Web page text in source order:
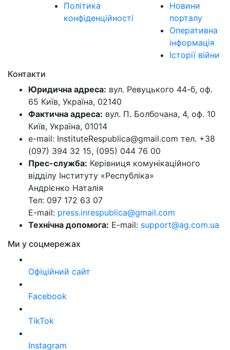
Політика
конфіденційності
Новини
порталу
Оперативна
інформація
Історії війни
Контакти
Юридична адреса: вул. Ревуцького 44-б, оф.
65 Київ, Україна, 02140
Фактична адреса: вул. П. Болбочана, 4, оф. 10
Київ, Україна, 01014
e-mail: InstituteRespublica@gmail.com тел. +38
(097) 394 32 15, (095) 044 76 00
Прес-служба: Керівниця комунікаційного
відділу Інституту «Республіка»
Андрієнко Наталія
Тел: 097 172 63 07
E-mail: press.inrespublica@gmail.com
Технічна допомога: E-mail: support@ag.com.ua
Ми у соцмережах
Офіційний сайт
Facebook
TikTok
Instagram